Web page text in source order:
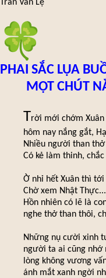
Trần Vấn Lệ
PHAI SẮC LỤA
MỘT CHÚT
Trời mới chớm
hôm nay nắng gắt,
Nhiều người than thở
Có kẻ làm thinh,
Ờ nhỉ hết Xuân thì tới
Chờ xem Nhật
Hồn nhiên có lẽ là
nghe thở than thôi,
Những nụ cười xinh
người ta ai cũng
lòng không vương
ánh mắt xanh ngời